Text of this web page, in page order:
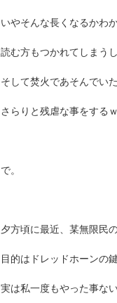
いやそんな長くなるかわ
読む方もつかれてしまうし
そして焚火であそんでい
さらりと残虐な事をするｗ
で。
夕方頃に最近、某無限民
目的はドレッドホーンの鍵
実は私一度もやった事な